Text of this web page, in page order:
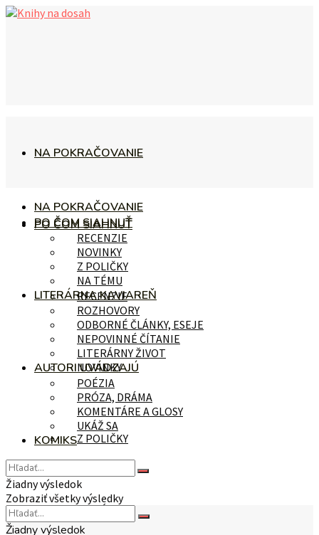
NA POKRAČOVANIE
PO ČOM SIAHNUŤ
RECENZIE
NOVINKY
Z POLIČKY
NA TÉMU
NA POKRAČOVANIE
PO ČOM SIAHNUŤ
RECENZIE
NOVINKY
Z POLIČKY
NA TÉMU
LITERÁRNA KAVIAREŇ
ROZHOVORY
ODBORNÉ ČLÁNKY, ESEJE
NEPOVINNÉ ČÍTANIE
LITERÁRNY ŽIVOT
AUTORI UVÁDZAJÚ
POÉZIA
PRÓZA, DRÁMA
KOMENTÁRE A GLOSY
UKÁŽ SA
KOMIKS
Žiadny výsledok
Zobraziť všetky výsledky
Žiadny výsledok